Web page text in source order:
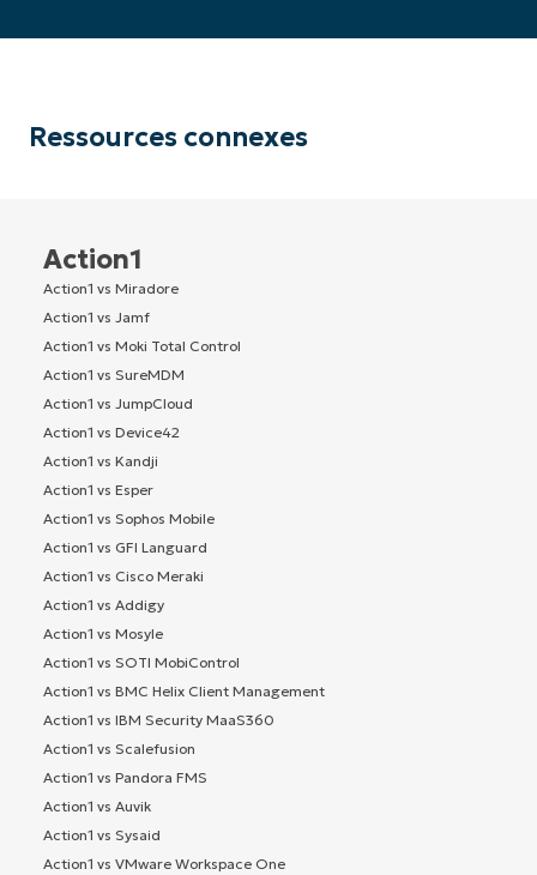
Ressources connexes
Action1
Action1 vs Miradore
Action1 vs Jamf
Action1 vs Moki Total Control
Action1 vs SureMDM
Action1 vs JumpCloud
Action1 vs Device42
Action1 vs Kandji
Action1 vs Esper
Action1 vs Sophos Mobile
Action1 vs GFI Languard
Action1 vs Cisco Meraki
Action1 vs Addigy
Action1 vs Mosyle
Action1 vs SOTI MobiControl
Action1 vs BMC Helix Client Management
Action1 vs IBM Security MaaS360
Action1 vs Scalefusion
Action1 vs Pandora FMS
Action1 vs Auvik
Action1 vs Sysaid
Action1 vs VMware Workspace One